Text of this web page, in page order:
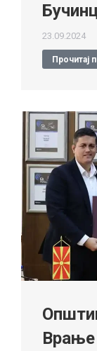
23.09.2024
Прочитај